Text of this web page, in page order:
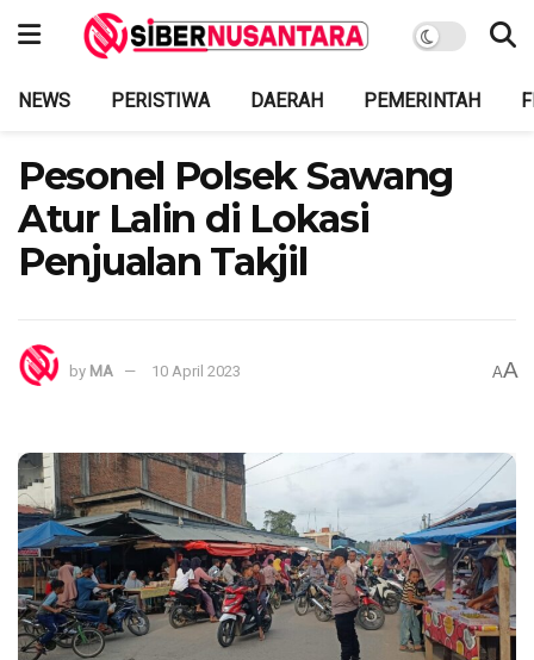
NEWS PERISTIWA DAERAH PEMERINTAH
Pesonel Polsek Sawang
Atur Lalin di Lokasi
Penjualan Takjil
by MA 10 April 2023 AA